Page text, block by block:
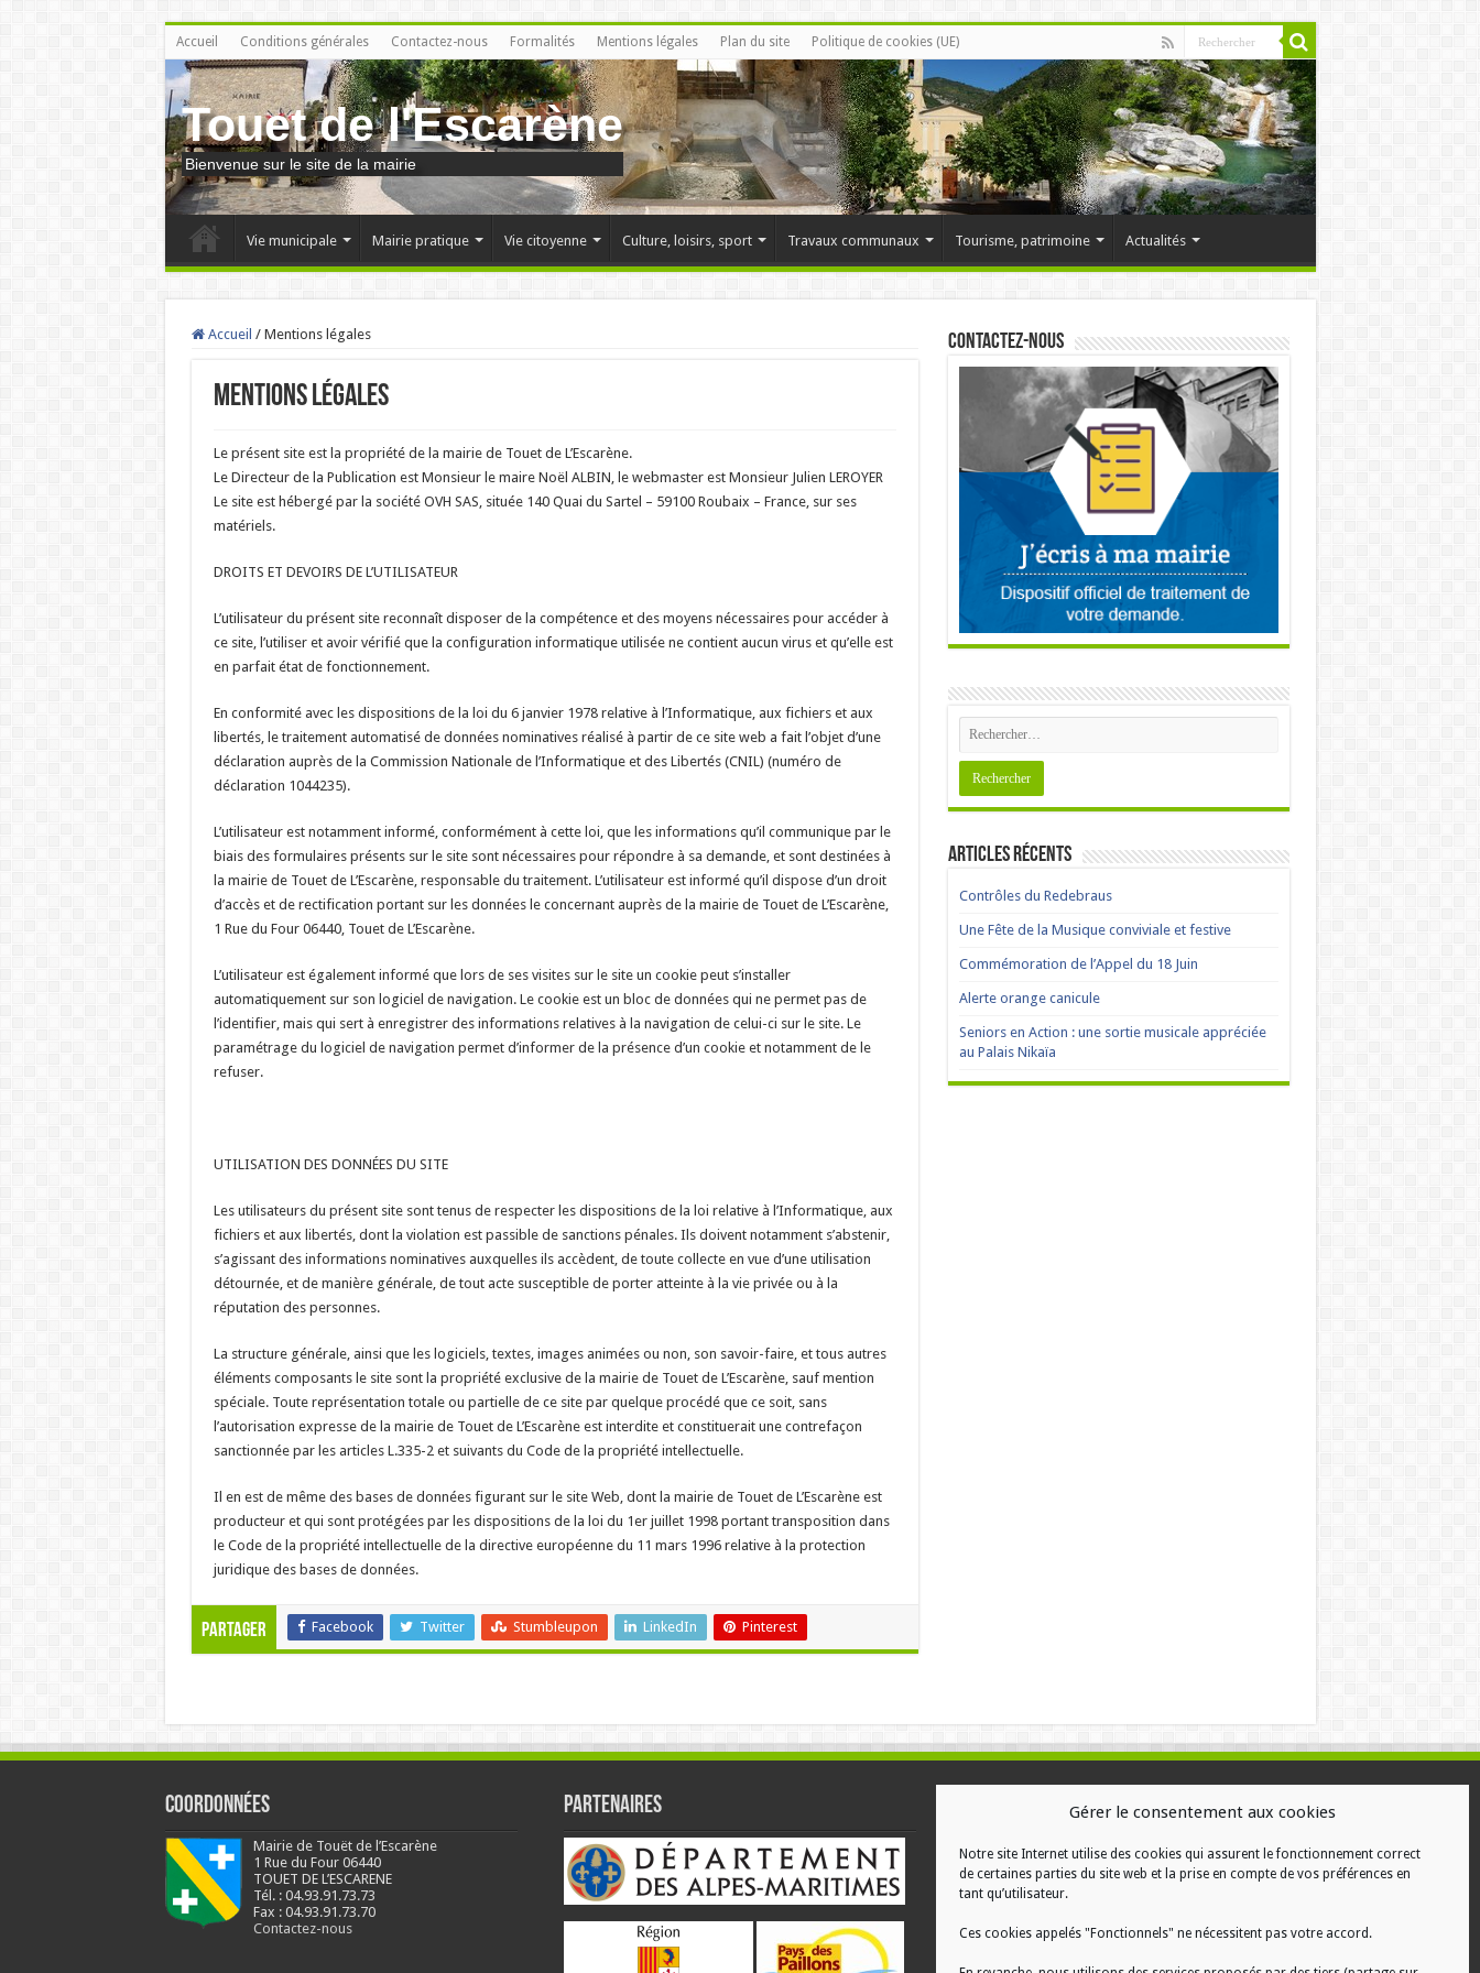
Gérer le consentement aux cookies
Notre site Internet utilise des cookies qui assurent le fonctionnement correct
de certaines parties du site web et la prise en compte de vos préférences en
tant qu’utilisateur.
Ces cookies appelés "Fonctionnels" ne nécessitent pas votre accord.
Accueil Conditions générales Contactez-nous Formalités Mentions légales Plan du site Politique de cookies (UE)
Touet de l'Escarène
Bienvenue sur le site de la mairie
Vie municipale Mairie pratique Vie citoyenne Culture, loisirs, sport Travaux communaux Tourisme, patrimoine Actualités
Accueil / Mentions légales
Mentions légales
Le présent site est la propriété de la mairie de Touet de L’Escarène.
Le Directeur de la Publication est Monsieur le maire Noël ALBIN, le webmaster est Monsieur Julien LEROYER
Le site est hébergé par la société OVH SAS, située 140 Quai du Sartel – 59100 Roubaix – France, sur ses
matériels.
DROITS ET DEVOIRS DE L’UTILISATEUR
L’utilisateur du présent site reconnaît disposer de la compétence et des moyens nécessaires pour accéder à
ce site, l’utiliser et avoir vérifié que la configuration informatique utilisée ne contient aucun virus et qu’elle est
en parfait état de fonctionnement.
En conformité avec les dispositions de la loi du 6 janvier 1978 relative à l’Informatique, aux fichiers et aux
libertés, le traitement automatisé de données nominatives réalisé à partir de ce site web a fait l’objet d’une
déclaration auprès de la Commission Nationale de l’Informatique et des Libertés (CNIL) (numéro de
déclaration 1044235).
L’utilisateur est notamment informé, conformément à cette loi, que les informations qu’il communique par le
biais des formulaires présents sur le site sont nécessaires pour répondre à sa demande, et sont destinées à
la mairie de Touet de L’Escarène, responsable du traitement. L’utilisateur est informé qu’il dispose d’un droit
d’accès et de rectification portant sur les données le concernant auprès de la mairie de Touet de L’Escarène,
1 Rue du Four 06440, Touet de L’Escarène.
L’utilisateur est également informé que lors de ses visites sur le site un cookie peut s’installer
automatiquement sur son logiciel de navigation. Le cookie est un bloc de données qui ne permet pas de
l’identifier, mais qui sert à enregistrer des informations relatives à la navigation de celui-ci sur le site. Le
paramétrage du logiciel de navigation permet d’informer de la présence d’un cookie et notamment de le
refuser.
UTILISATION DES DONNÉES DU SITE
Les utilisateurs du présent site sont tenus de respecter les dispositions de la loi relative à l’Informatique, aux
fichiers et aux libertés, dont la violation est passible de sanctions pénales. Ils doivent notamment s’abstenir,
s’agissant des informations nominatives auxquelles ils accèdent, de toute collecte en vue d’une utilisation
détournée, et de manière générale, de tout acte susceptible de porter atteinte à la vie privée ou à la
réputation des personnes.
La structure générale, ainsi que les logiciels, textes, images animées ou non, son savoir-faire, et tous autres
éléments composants le site sont la propriété exclusive de la mairie de Touet de L’Escarène, sauf mention
spéciale. Toute représentation totale ou partielle de ce site par quelque procédé que ce soit, sans
l’autorisation expresse de la mairie de Touet de L’Escarène est interdite et constituerait une contrefaçon
sanctionnée par les articles L.335-2 et suivants du Code de la propriété intellectuelle.
Il en est de même des bases de données figurant sur le site Web, dont la mairie de Touet de L’Escarène est
producteur et qui sont protégées par les dispositions de la loi du 1er juillet 1998 portant transposition dans
le Code de la propriété intellectuelle de la directive européenne du 11 mars 1996 relative à la protection
juridique des bases de données.
Partager Facebook Twitter Stumbleupon LinkedIn Pinterest
Contactez-nous
Articles récents
Contrôles du Redebraus
Une Fête de la Musique conviviale et festive
Commémoration de l’Appel du 18 Juin
Alerte orange canicule
Seniors en Action : une sortie musicale appréciée
au Palais Nikaïa
Coordonnées
Mairie de Touët de l’Escarène
1 Rue du Four 06440
TOUET DE L’ESCARENE
Tél. : 04.93.91.73.73
Fax : 04.93.91.73.70
Contactez-nous
Partenaires